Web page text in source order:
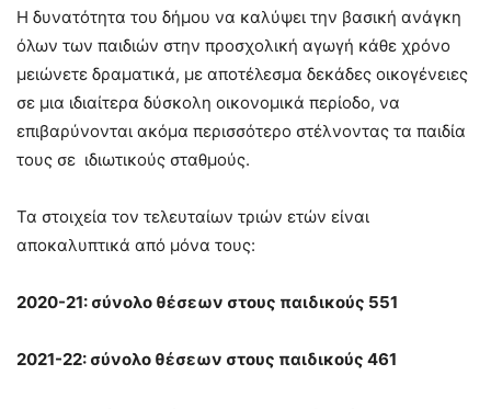
Η δυνατότητα του δήμου να καλύψει την βασική ανάγκη
όλων των παιδιών στην προσχολική αγωγή κάθε χρόνο
μειώνετε δραματικά, με αποτέλεσμα δεκάδες οικογένειες
σε μια ιδιαίτερα δύσκολη οικονομικά περίοδο, να
επιβαρύνονται ακόμα περισσότερο στέλνοντας τα παιδία
τους σε ιδιωτικούς σταθμούς.
Τα στοιχεία τον τελευταίων τριών ετών είναι
αποκαλυπτικά από μόνα τους:
2020-21: σύνολο θέσεων στους παιδικούς 551
2021-22: σύνολο θέσεων στους παιδικούς 461